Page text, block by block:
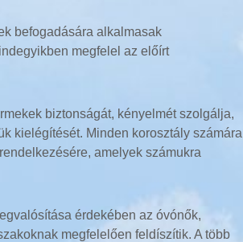
befogadására alkalmasak
megfelel az előírt
biztonságát, kényelmét szolgálja,
kielégítését. Minden korosztály számára
amelyek számukra
érdekében az óvónők,
megfelelően feldíszítik. A több